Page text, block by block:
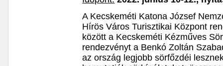
A Kecskeméti Katona József
Hírös Város Turisztikai Központ
között a Kecskeméti Kézműves
rendezvényt a Benkó Zoltán
az ország legjobb sörfőzdéi